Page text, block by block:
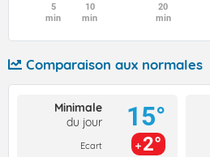
5
min
10
min
20
min
Comparaison aux normales
Minimale
du jour
Ecart
15°
2°